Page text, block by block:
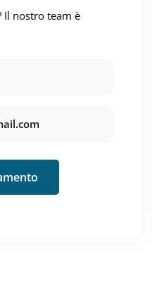
Il nostro team è